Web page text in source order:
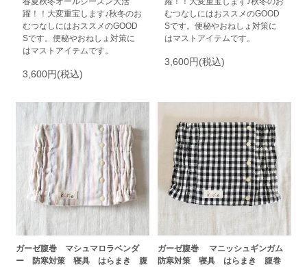
躍！！大変重宝します♪秋冬のお
むつなしにはおススメのGOOD
Sです。便秘やおねしょ対策に
はマストアイテムです。
3,600円(税込)
むつなしにはおススメのGOOD
Sです。便秘やおねしょ対策に
はマストアイテムです。
3,600円(税込)
ガーゼ腹巻 マシュマロラベンダ
ー 防寒対策 寝具 はらまき 腹
ガーゼ腹巻 マニッシュギンガム
防寒対策 寝具 はらまき 腹巻